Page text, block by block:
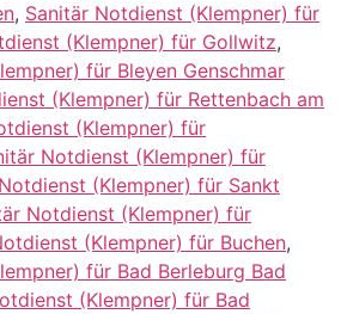
, Sanitär Notdienst (Klempner) für
(Klempner) für Gollwitz,
für Bleyen Genschmar
(Klempner) für Rettenbach am
(Klempner) für
Notdienst (Klempner) für
(Klempner) für Sankt
Notdienst (Klempner) für
(Klempner) für Buchen,
für Bad Berleburg Bad
(Klempner) für Bad